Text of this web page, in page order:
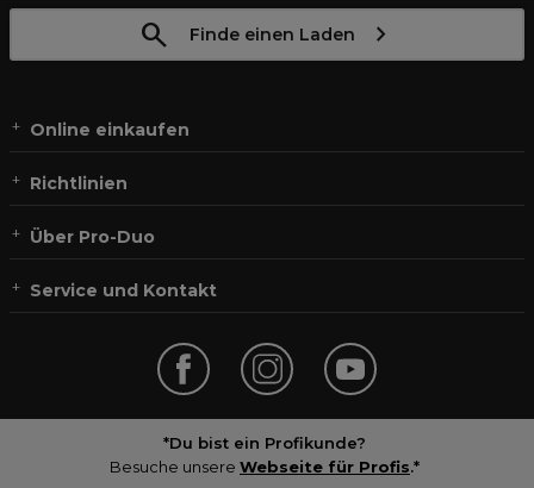
Finde einen Laden
Online einkaufen
Richtlinien
Über Pro-Duo
Service und Kontakt
*Du bist ein Profikunde?
Besuche unsere Webseite für Profis.*